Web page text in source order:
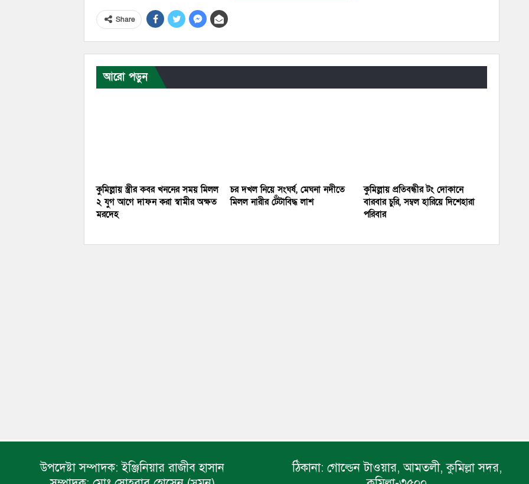
Share
আরো পড়ুন
কুমিল্লায় স্ত্রীর কবর খননের সময় মিলল
২ যুগ আগে দাফন করা স্বামীর অক্ষত
মরদেহ
চর দখল নিয়ে সংঘর্ষ, মেঘনা নদীতে
মিলল নারীর টেঁটাবিদ্ধ লাশ
কুমিল্লায় প্রতিবন্ধীর টং দোকানে
বারবার চুরি, সম্বল হারিয়ে দিশেহারা
পরিবার
উপদেষ্টা সম্পাদক: ইঞ্জিনিয়ার রাজীব হাসান
ঠিকানা: গোল্ডেন টাওয়ার, আমতলী, কুমিল্লা সদর,